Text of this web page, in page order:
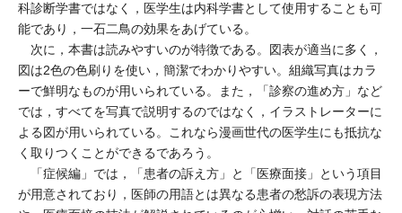
科診断学書ではなく，医学生は内科学書として使用することも可
能であり，一石二鳥の効果をあげている。
次に，本書は読みやすいのが特徴である。図表が適当に多く，
図は2色の色刷りを使い，簡潔でわかりやすい。組織写真はカラ
ーで鮮明なものが用いられている。また，「診察の進め方」など
では，すべてを写真で説明するのではなく，イラストレーターに
よる図が用いられている。これなら漫画世代の医学生にも抵抗な
く取りつくことができるであろう。
「症候編」では，「患者の訴え方」と「医療面接」という項目
が用意されており，医師の用語とは異なる患者の愁訴の表現方法